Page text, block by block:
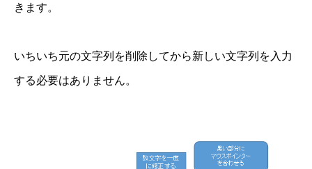
きます。
いちいち元の文字列を削除してから新しい文字列を入力
する必要はありません。